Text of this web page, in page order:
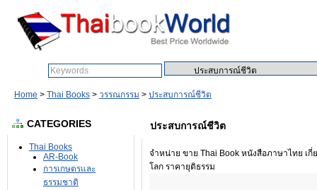
Home > Thai Books > วรรณกรรม > ประสบการณ์ชีวิต
CATEGORIES
Thai Books
AR-Book
การเกษตรและ
ธรรมชาติ
ประสบการณ์ชีวิต
จำหน่าย ขาย Thai Book หนังสือภาษาไทย เ
โลก ราคายุติธรรม